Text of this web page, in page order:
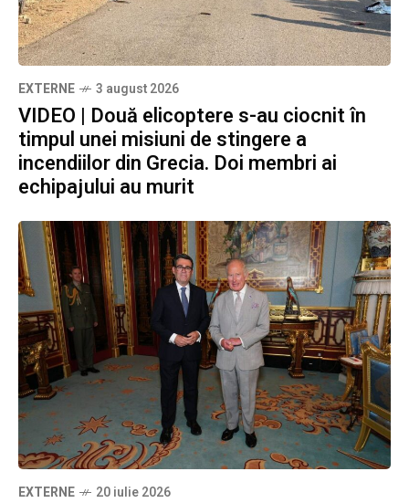
EXTERNE 3 august 2026
VIDEO | Două elicoptere s-au ciocnit în
timpul unei misiuni de stingere a
incendiilor din Grecia. Doi membri ai
echipajului au murit
EXTERNE 20 iulie 2026